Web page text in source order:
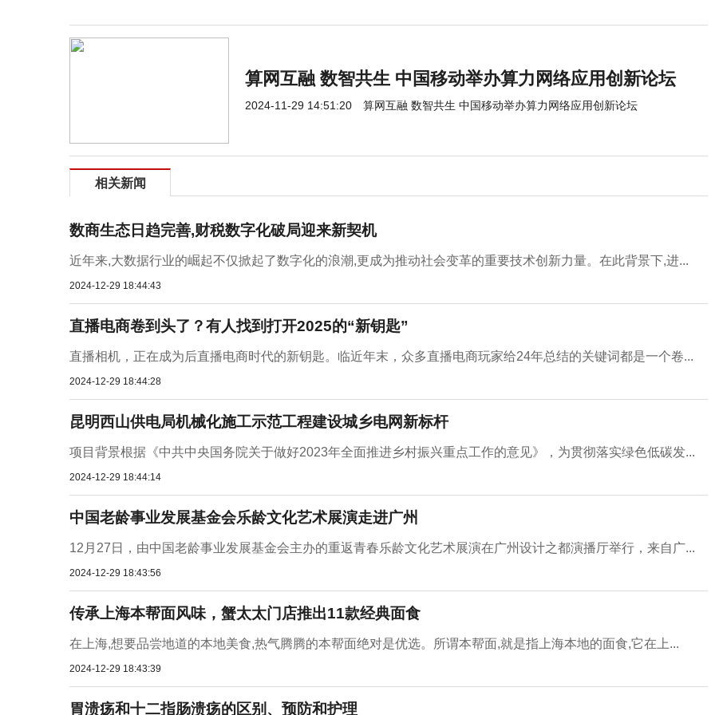
算网互融 数智共生 中国移动举办算力网络应用创新论坛
2024-11-29 14:51:20 算网互融 数智共生 中国移动举办算力网络应用创新论坛
相关新闻
数商生态日趋完善,财税数字化破局迎来新契机
近年来,大数据行业的崛起不仅掀起了数字化的浪潮,更成为推动社会变革的重要技术创新力量。在此背景下,进...
2024-12-29 18:44:43
直播电商卷到头了？有人找到打开2025的“新钥匙”
直播相机，正在成为后直播电商时代的新钥匙。临近年末，众多直播电商玩家给24年总结的关键词都是一个卷...
2024-12-29 18:44:28
昆明西山供电局机械化施工示范工程建设城乡电网新标杆
项目背景根据《中共中央国务院关于做好2023年全面推进乡村振兴重点工作的意见》，为贯彻落实绿色低碳发...
2024-12-29 18:44:14
中国老龄事业发展基金会乐龄文化艺术展演走进广州
12月27日，由中国老龄事业发展基金会主办的重返青春乐龄文化艺术展演在广州设计之都演播厅举行，来自广...
2024-12-29 18:43:56
传承上海本帮面风味，蟹太太门店推出11款经典面食
在上海,想要品尝地道的本地美食,热气腾腾的本帮面绝对是优选。所谓本帮面,就是指上海本地的面食,它在上...
2024-12-29 18:43:39
胃溃疡和十二指肠溃疡的区别、预防和护理